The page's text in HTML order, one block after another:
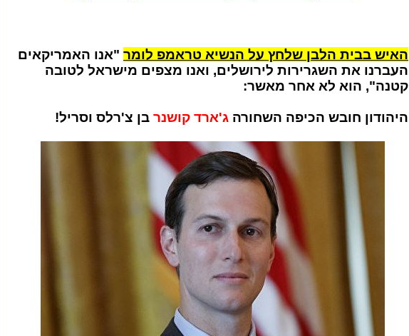
האיש בבית הלבן שלחץ על הנשיא טראמפ לומר "אנו האמריקאים
העברנו את השגרירות לירושלים, ואנו מצפים מישראל לטובה
קטנה", הוא לא אחר מאשר:
היהודון חובש הכיפה השחורה ג'ארד קושנר בן צ'רלס וסריל!